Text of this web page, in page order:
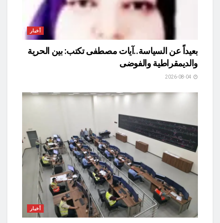
أخبار
بعيداً عن السياسة..آيات مصطفى تكتب: بين الحرية
والديمقراطية والفوضى
أخبار